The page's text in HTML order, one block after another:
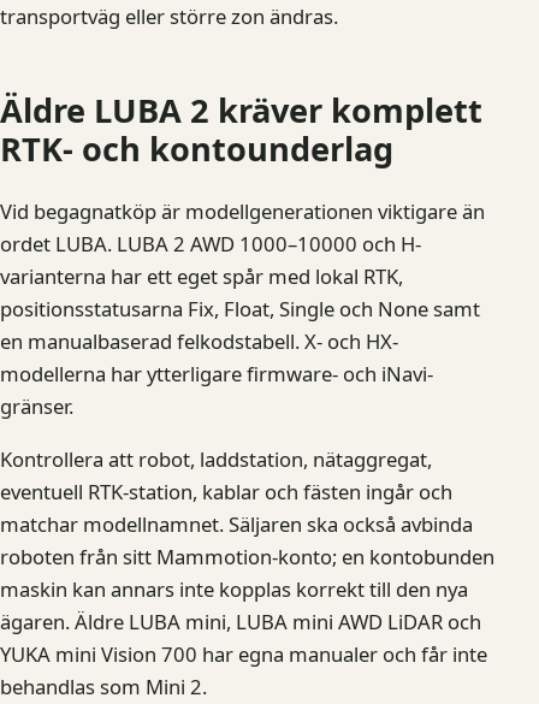
transportväg eller större zon ändras.
Äldre LUBA 2 kräver komplett
RTK- och kontounderlag
Vid begagnatköp är modellgenerationen viktigare än
ordet LUBA. LUBA 2 AWD 1000–10000 och H-
varianterna har ett eget spår med lokal RTK,
positionsstatusarna Fix, Float, Single och None samt
en manualbaserad felkodstabell. X- och HX-
modellerna har ytterligare firmware- och iNavi-
gränser.
Kontrollera att robot, laddstation, nätaggregat,
eventuell RTK-station, kablar och fästen ingår och
matchar modellnamnet. Säljaren ska också avbinda
roboten från sitt Mammotion-konto; en kontobunden
maskin kan annars inte kopplas korrekt till den nya
ägaren. Äldre LUBA mini, LUBA mini AWD LiDAR och
YUKA mini Vision 700 har egna manualer och får inte
behandlas som Mini 2.